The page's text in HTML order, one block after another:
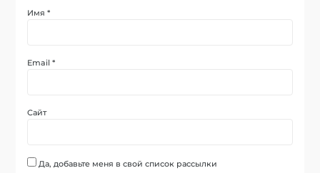
Имя*
Email*
Сайт
Да, добавьте меня в свой список рассылки